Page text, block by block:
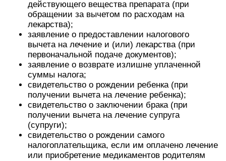
действующего вещества препарата (при
обращении за вычетом по расходам на
лекарства);
заявление о предоставлении налогового
вычета на лечение и (или) лекарства (при
первоначальной подаче документов);
заявление о возврате излишне уплаченной
суммы налога;
свидетельство о рождении ребенка (при
получении вычета на лечение ребенка);
свидетельство о заключении брака (при
получении вычета на лечение супруга
(супруги);
свидетельство о рождении самого
налогоплательщика, если им оплачено лечение
или приобретение медикаментов родителям